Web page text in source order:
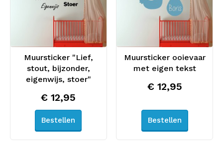
Muursticker "Lief,
stout, bijzonder,
eigenwijs, stoer"
€ 12,95
Bestellen
Muursticker ooievaar
met eigen tekst
€ 12,95
Bestellen